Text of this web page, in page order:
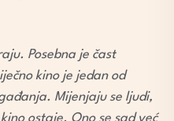
Posebna je čast
kino je jedan od
Mijenjaju se ljudi,